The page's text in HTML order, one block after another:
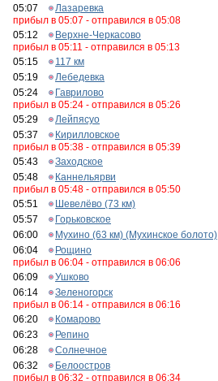
05:07
Лазаревка
прибыл в 05:07 - отправился в 05:08
05:12
Верхне-Черкасово
прибыл в 05:11 - отправился в 05:13
05:15
117 км
05:19
Лебедевка
05:24
Гаврилово
прибыл в 05:24 - отправился в 05:26
05:29
Лейпясуо
05:37
Кирилловское
прибыл в 05:38 - отправился в 05:39
05:43
Заходское
05:48
Каннельярви
прибыл в 05:48 - отправился в 05:50
05:51
Шевелёво (73 км)
05:57
Горьковское
06:00
Мухино (63 км) (Мухинское болото)
06:04
Рощино
прибыл в 06:04 - отправился в 06:06
06:09
Ушково
06:14
Зеленогорск
прибыл в 06:14 - отправился в 06:16
06:20
Комарово
06:23
Репино
06:28
Солнечное
06:32
Белоостров
прибыл в 06:32 - отправился в 06:34